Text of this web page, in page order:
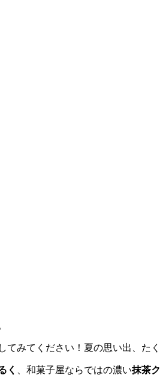
みてください！夏の思い出、た
く 、和菓子屋ならではの濃い抹茶